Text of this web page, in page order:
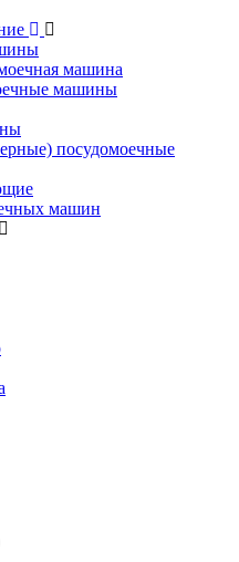
машина
машины
посудомоечные
машин